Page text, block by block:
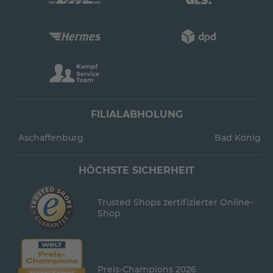
FILIALABHOLUNG
Aschaffenburg Bad König
HÖCHSTE SICHERHEIT
Trusted Shops zertifizierter Online-
Shop
Preis-Champions 2026